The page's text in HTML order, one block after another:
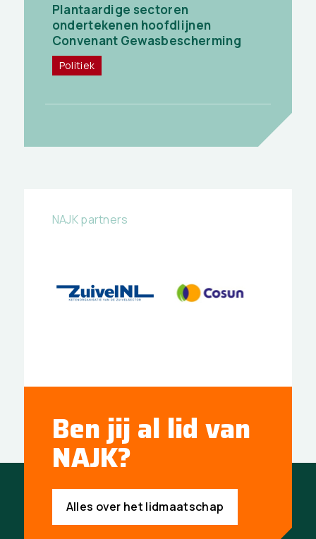
Plantaardige sectoren
ondertekenen hoofdlijnen
Convenant Gewasbescherming
Politiek
NAJK partners
Ben jij al lid van
NAJK?
Alles over het lidmaatschap